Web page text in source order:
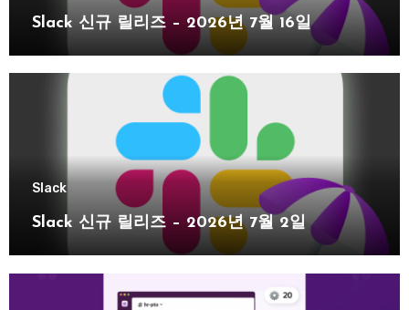
Slack 신규 릴리즈 – 2026년 7월 16일
Slack
Slack 신규 릴리즈 – 2026년 7월 2일